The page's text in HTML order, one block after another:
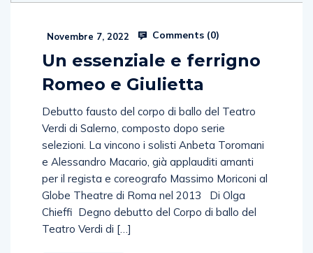
Novembre 7, 2022 Comments (0)
Un essenziale e ferrigno
Romeo e Giulietta
Debutto fausto del corpo di ballo del Teatro
Verdi di Salerno, composto dopo serie
selezioni. La vincono i solisti Anbeta Toromani
e Alessandro Macario, già applauditi amanti
per il regista e coreografo Massimo Moriconi al
Globe Theatre di Roma nel 2013 Di Olga
Chieffi Degno debutto del Corpo di ballo del
Teatro Verdi di […]